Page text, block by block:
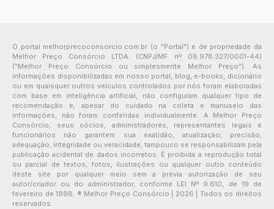
O portal melhorprecoconsorcio.com.br (o "Portal") é de propriedade da
Melhor Preço Consórcio LTDA. (CNPJ/MF nº 08.978.327/0001-44)
("Melhor Preço Consórcio ou simplesmente Melhor Preço"). As
informações disponibilizadas em nosso portal, blog, e-books, dicionário
ou em quaisquer outros veículos controlados por nós foram elaboradas
com base em inteligência artificial, não configuram qualquer tipo de
recomendação e, apesar do cuidado na coleta e manuseio das
informações, não foram conferidas individualmente. A Melhor Preço
Consórcio, seus sócios, administradores, representantes legais e
funcionários não garantem sua exatidão, atualização, precisão,
adequação, integridade ou veracidade, tampouco se responsabilizam pela
publicação acidental de dados incorretos. É proibida a reprodução total
ou parcial de textos, fotos, ilustrações ou qualquer outro conteúdo
deste site por qualquer meio sem a prévia autorização de seu
autor/criador ou do administrador, conforme LEI Nº 9.610, de 19 de
fevereiro de 1998. ® Melhor Preço Consórcio | 2026 | Todos os direitos
reservados.